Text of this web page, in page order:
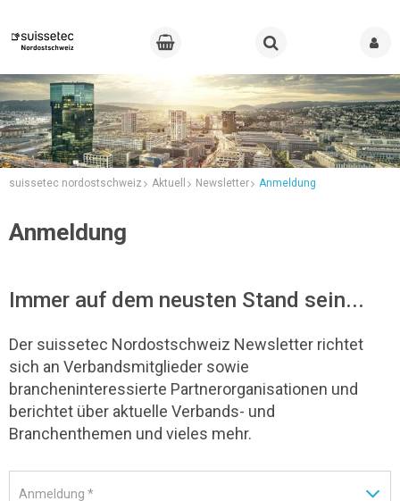
suissetec nordostschweiz Aktuell Newsletter Anmeldung
Anmeldung
Immer auf dem neusten Stand sein...
Der suissetec Nordostschweiz Newsletter richtet
sich an Verbandsmitglieder sowie
brancheninteressierte Partnerorganisationen und
berichtet über aktuelle Verbands- und
Branchenthemen und vieles mehr.